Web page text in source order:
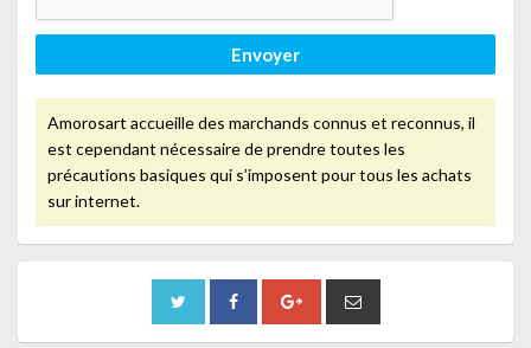
Envoyer
Amorosart accueille des marchands connus et reconnus, il
est cependant nécessaire de prendre toutes les
précautions basiques qui s’imposent pour tous les achats
sur internet.